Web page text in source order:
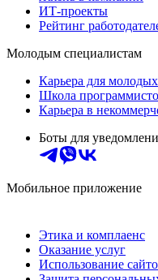
ИТ-проекты
Рейтинг
Молодым специалистам
Карьера для
Школа
Карьера в
Боты для
Мобильное приложение
Этика и комплаенс
Оказание услуг
Использование